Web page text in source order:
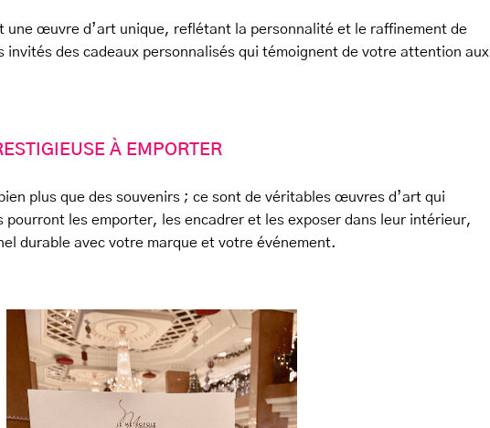
une œuvre d’art unique, reflétant la personnalité et le raffinement de
invités des cadeaux personnalisés qui témoignent de votre attention aux
À EMPORTER
plus que des souvenirs ; ce sont de véritables œuvres d’art qui
pourront les emporter, les encadrer et les exposer dans leur intérieur,
durable avec votre marque et votre événement.